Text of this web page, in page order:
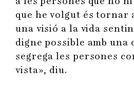
que he volgut és tornar
una visió a la vida
digne possible amb una
segrega les persones
vista», diu.